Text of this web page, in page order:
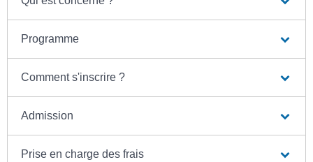
Programme
Comment s'inscrire ?
Admission
Prise en charge des frais